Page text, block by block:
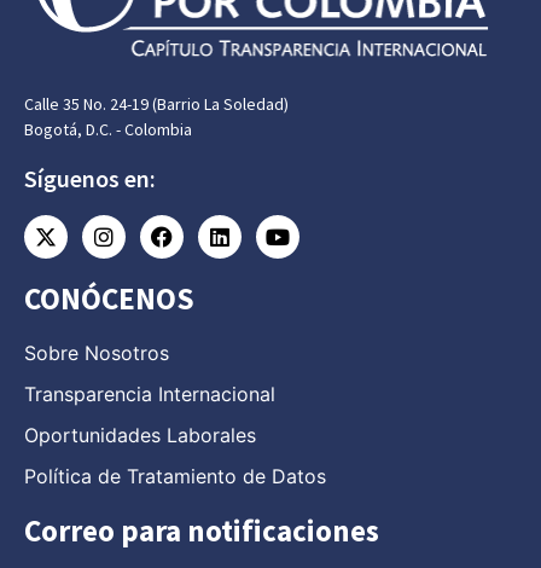
Calle 35 No. 24-19 (Barrio La Soledad)
Bogotá, D.C. - Colombia
Síguenos en:
CONÓCENOS
Sobre Nosotros
Transparencia Internacional
Oportunidades Laborales
Política de Tratamiento de Datos
Correo para notificaciones